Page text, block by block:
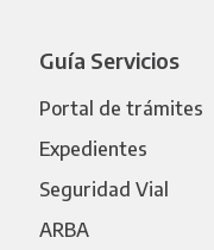
Guía Servicios
Portal de trámites
Expedientes
Seguridad Vial
ARBA